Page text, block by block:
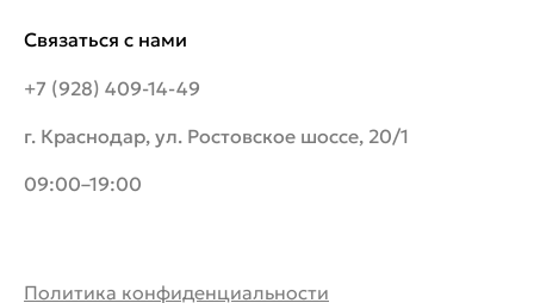
Связаться с нами
+7 (928) 409-14-49
г. Краснодар, ул. Ростовское шоссе, 20/1
09:00–19:00
Политика конфиденциальности